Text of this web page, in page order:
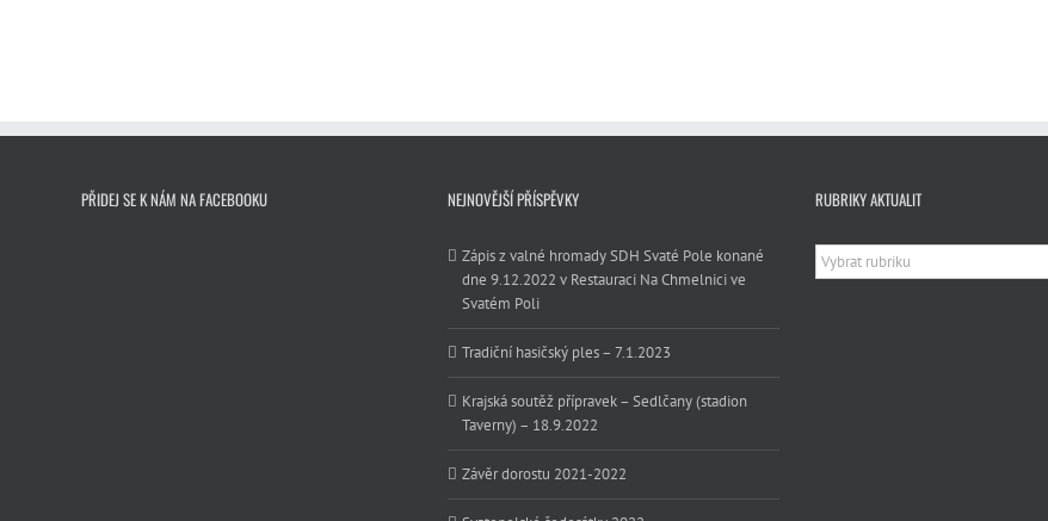
PŘIDEJ SE K NÁM NA FACEBOOKU NEJNOVĚJŠÍ PŘÍSPĚVKY
Zápis z valné hromady SDH Svaté Pole konané
dne 9.12.2022 v Restauraci Na Chmelnici ve
Svatém Poli
Tradiční hasičský ples – 7.1.2023
Krajská soutěž přípravek – Sedlčany (stadion
Taverny) – 18.9.2022
Závěr dorostu 2021-2022
RUBRIKY AKTUALIT
Rubriky
aktualit